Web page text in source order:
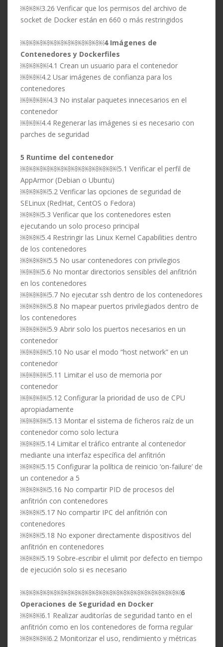
￼￼￼3.26 Verificar que los permisos del archivo de
socket de Docker están en 660 o más restringidos
￼￼￼￼￼￼￼￼￼￼￼￼4 Imágenes de
Contenedores y Dockerfiles
￼￼￼￼4.1 Crean un usuario para el contenedor
￼￼￼4.2 Usar imágenes de confianza para los
contenedores
￼￼￼￼4.3 No instalar paquetes innecesarios en el
contenedor
￼￼￼4.4 Regenerar las imágenes si es necesario con
parches de seguridad
5 Runtime del contenedor
￼￼￼￼￼￼￼￼￼￼￼￼￼￼5.1 Verificar el perfil de
AppArmor (Debian o Ubuntu)
￼￼￼￼5.2 Verificar las opciones de seguridad de
SELinux (RedHat, CentOS o Fedora)
￼￼￼5.3 Verificar que los contenedores esten
ejecutando un solo proceso principal
￼￼￼5.4 Restringir las Linux Kernel Capabilities dentro
de los contenedores
￼￼￼￼5.5 No usar contenedores con privilegios
￼￼￼5.6 No montar directorios sensibles del anfitrión
en los contenedores
￼￼￼￼5.7 No ejecutar ssh dentro de los contenedores
￼￼￼￼5.8 No mapear puertos privilegiados dentro de
los contenedores
￼￼￼￼5.9 Abrir solo los puertos necesarios en un
contenedor
￼￼￼￼5.10 No usar el modo “host network” en un
contenedor
￼￼￼￼5.11 Limitar el uso de memoria por
contenedor
￼￼￼￼5.12 Configurar la prioridad de uso de CPU
apropiadamente
￼￼￼￼5.13 Montar el sistema de ficheros raíz de un
contenedor como solo lectura
￼￼￼5.14 Limitar el tráfico entrante al contenedor
mediante una interfaz específica del anfitrión
￼￼￼5.15 Configurar la política de reinicio ‘on-failure’ de
un contenedor a 5
￼￼￼￼5.16 No compartir PID de procesos del
anfitrión con contenedores
￼￼￼5.17 No compartir IPC del anfitrión con
contenedores
￼￼￼5.18 No exponer directamente dispositivos del
anfitrión en contenedores
￼￼￼5.19 Sobre-escribir el ulimit por defecto en tiempo
de ejecución solo si es necesario
￼￼￼￼￼￼￼￼￼￼￼￼￼￼￼￼￼￼￼￼￼￼￼6
Operaciones de Seguridad en Docker
￼￼￼6.1 Realizar auditorías de seguridad tanto en el
anfitrión como en los contenedores de forma regular
￼￼￼￼6.2 Monitorizar el uso, rendimiento y métricas